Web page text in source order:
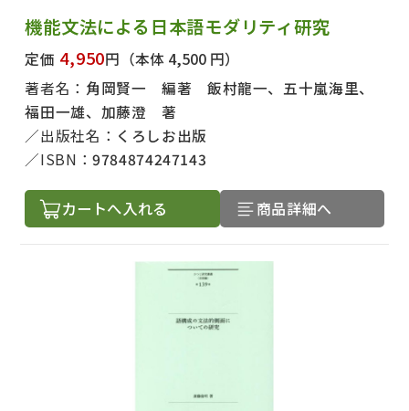
機能文法による日本語モダリティ研究
定価 4,950円 （本体 4,500 円）
著者名： 角岡賢一 編著 飯村龍一、五十嵐海里、
福田一雄、加藤澄 著
出版社名： くろしお出版
ISBN：9784874247143
カートへ入れる 商品詳細へ